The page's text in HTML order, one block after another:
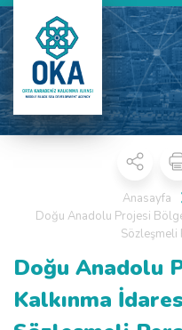
Anasayfa
Doğu Anadolu Projesi
Sözleşmeli
Doğu Anadolu
Kalkınma